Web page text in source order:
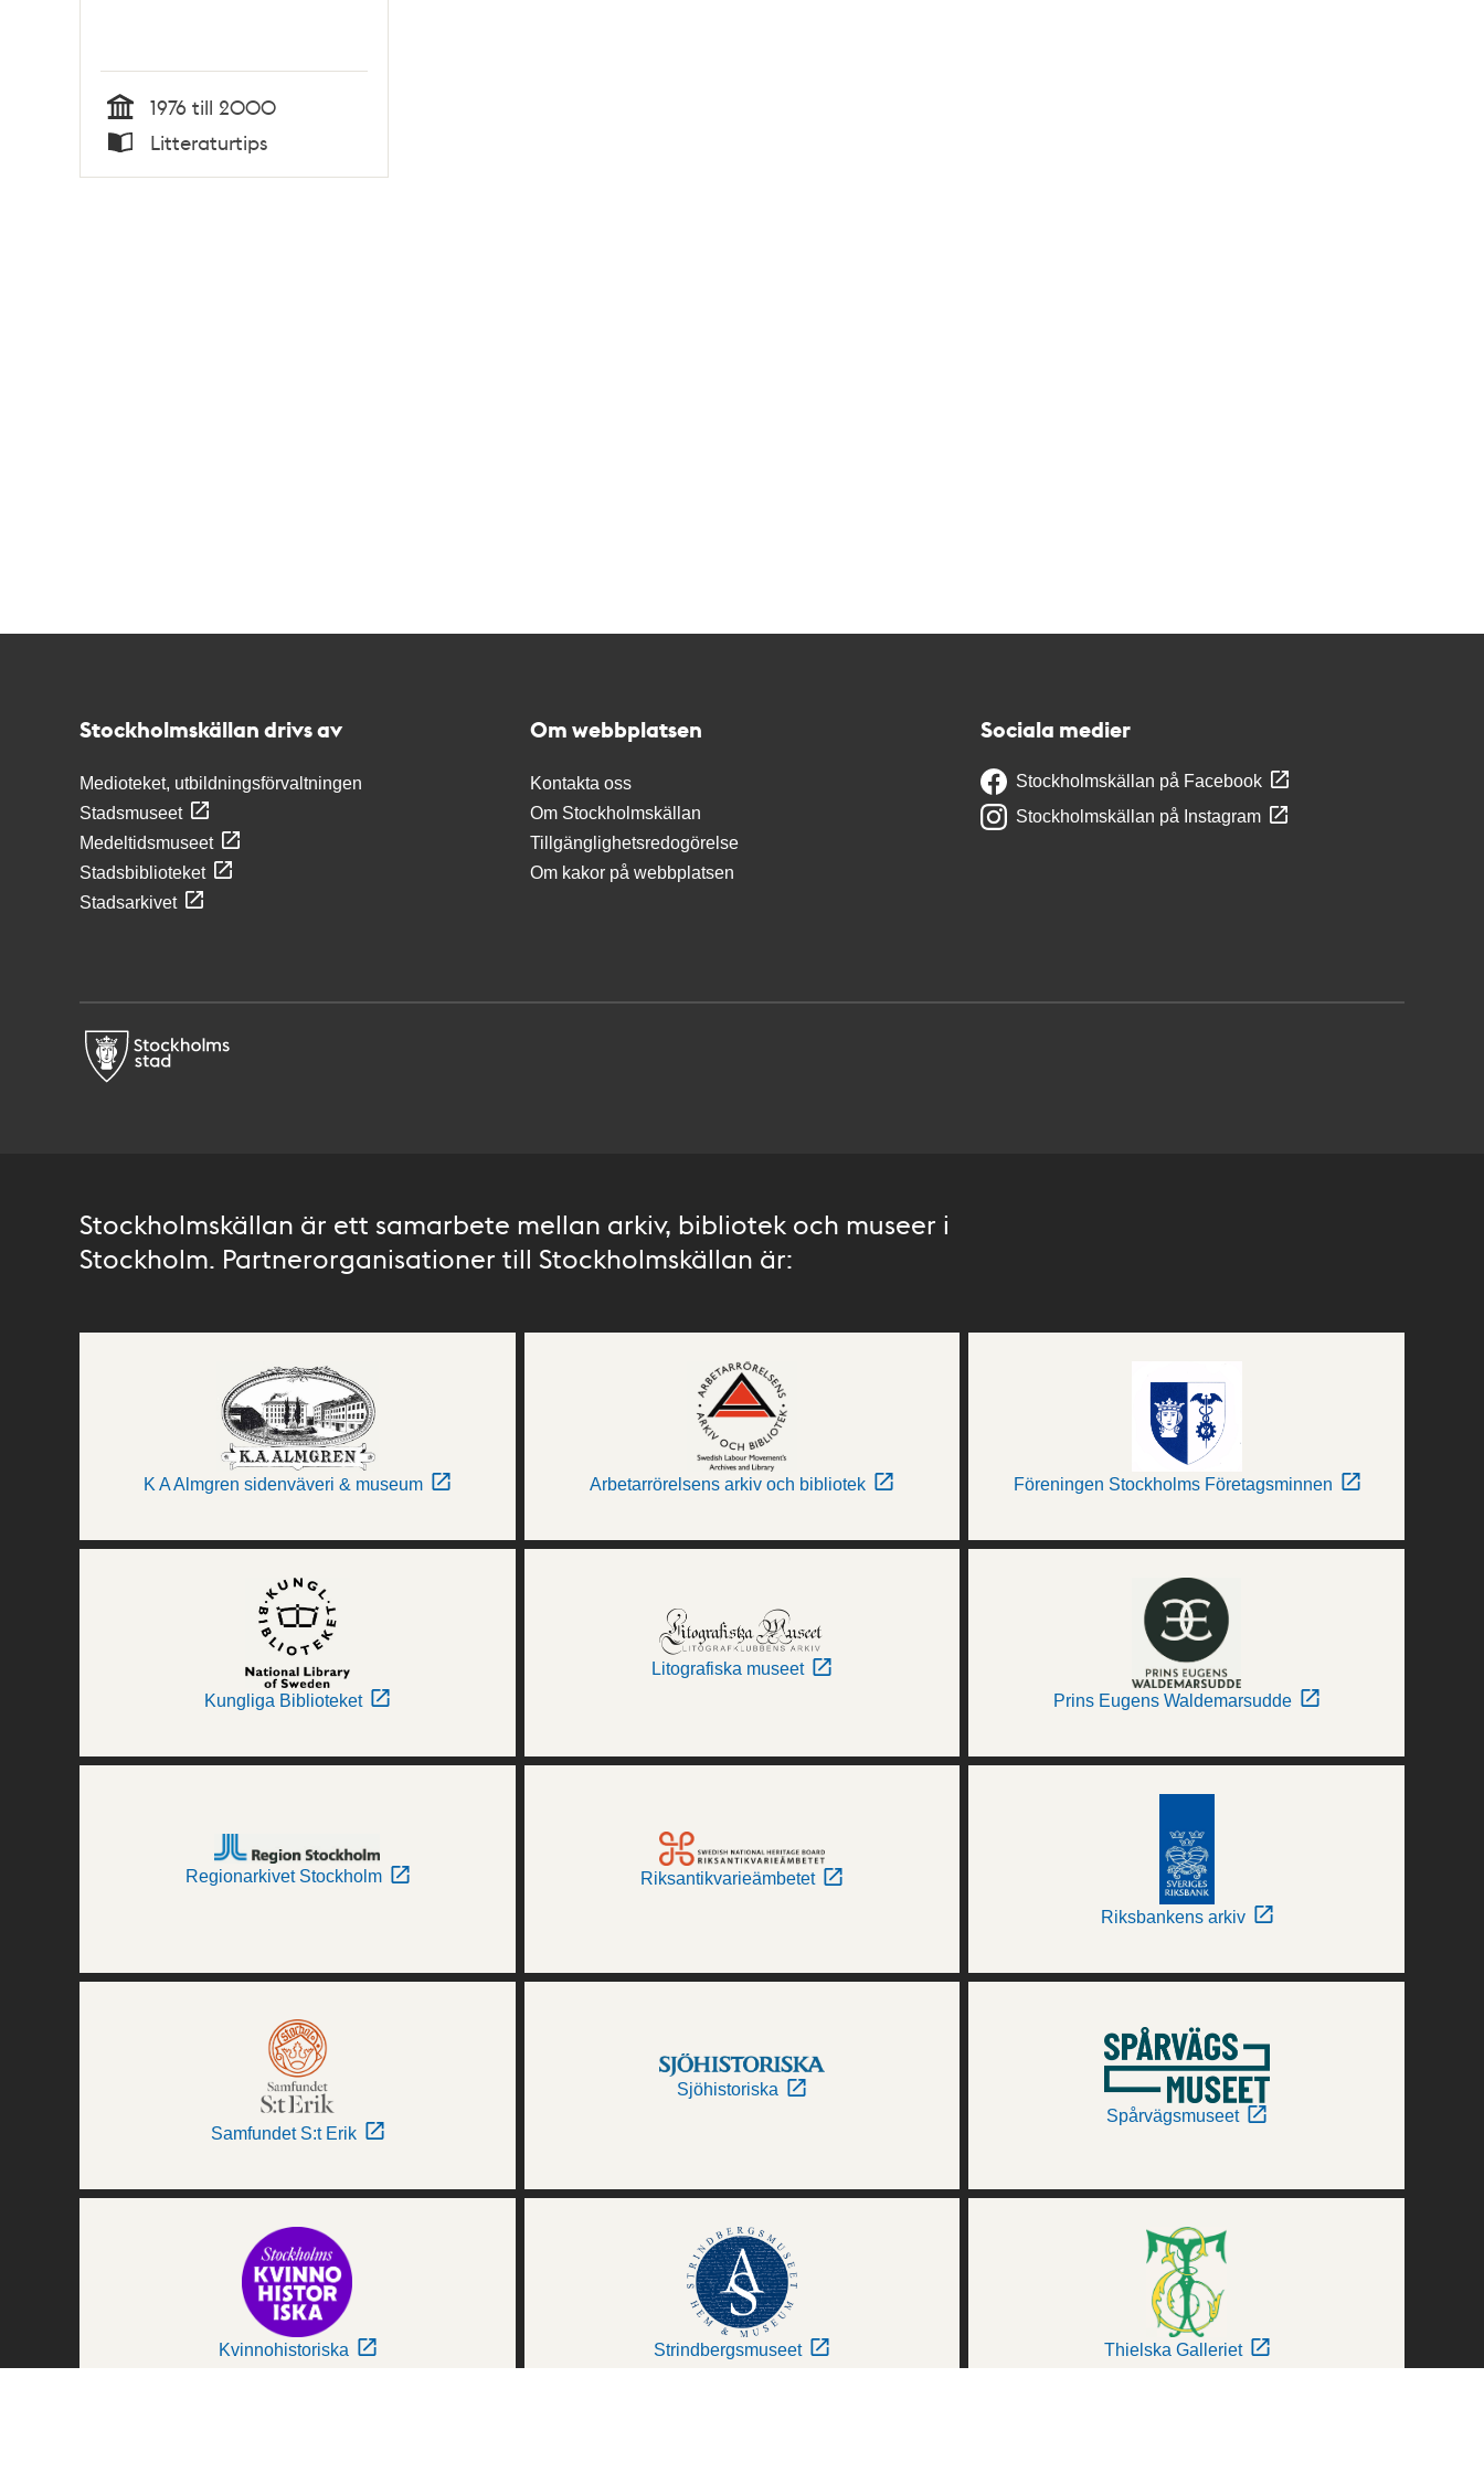
Tid
1976 till 2000
Typ
Litteraturtips
Stockholmskällan drivs av
Medioteket, utbildningsförvaltningen
Stadsmuseet
Medeltidsmuseet
Stadsbiblioteket
Stadsarkivet
Om webbplatsen
Kontakta oss
Om Stockholmskällan
Tillgänglighetsredogörelse
Om kakor på webbplatsen
Sociala medier
Stockholmskällan på Facebook
Stockholmskällan på Instagram
Stockholmskällan är ett samarbete mellan arkiv, bibliotek och museer i
Stockholm. Partnerorganisationer till Stockholmskällan är:
K A Almgren sidenväveri & museum Arbetarrörelsens arkiv och bibliotek Föreningen Stockholms Företagsminnen
Kungliga Biblioteket
Litografiska museet
Prins Eugens Waldemarsudde
Regionarkivet Stockholm Riksantikvarieämbetet
Riksbankens arkiv
Samfundet S:t Erik
Sjöhistoriska
Spårvägsmuseet
Kvinnohistoriska Strindbergsmuseet Thielska Galleriet